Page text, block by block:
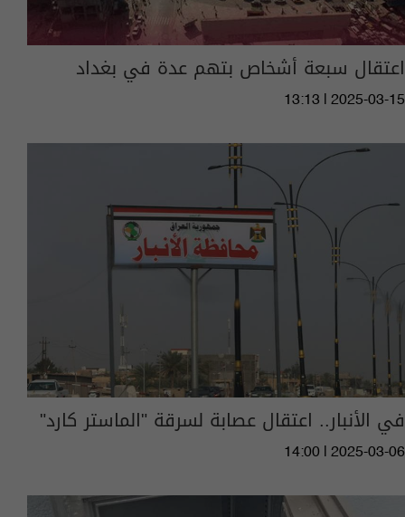
اعتقال سبعة أشخاص بتهم عدة في بغداد
13:13 | 2025-03-15
في الأنبار.. اعتقال عصابة لسرقة "الماستر كارد"
14:00 | 2025-03-06